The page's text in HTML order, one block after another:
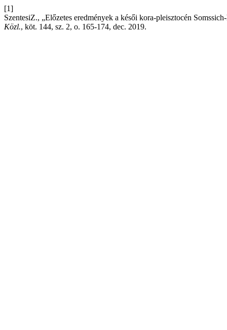
[1]
SzentesiZ., „Előzetes eredmények a késői kora-pleisztocén
Közl., köt. 144, sz. 2, o. 165-174, dec. 2019.